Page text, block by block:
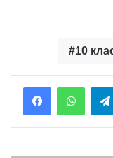
10